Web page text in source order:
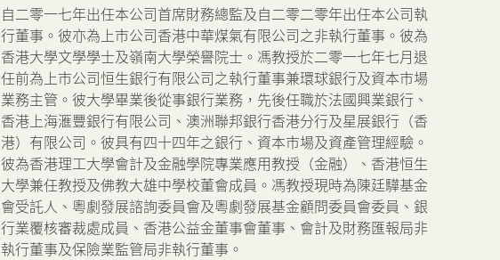
50周年
香港業務
內地業務
上市附屬及聯營公司
物業相關業務
獎項及榮譽
公司短片
以電子方式發布公司通訊之安排
公司資料
證券變動報表
通告(補發遺失股票)
自二零一七年出任本公司首席財務總監及自二零二零年出任本公司執
行董事。彼亦為上市公司香港中華煤氣有限公司之非執行董事。彼為
香港大學文學學士及嶺南大學榮譽院士。馮教授於二零一七年七月退
任前為上市公司恒生銀行有限公司之執行董事兼環球銀行及資本市場
業務主管。彼大學畢業後從事銀行業務，先後任職於法國興業銀行、
香港上海滙豐銀行有限公司、澳洲聯邦銀行香港分行及星展銀行（香
港）有限公司。彼具有四十四年之銀行、資本市場及資產管理經驗。
彼為香港理工大學會計及金融學院專業應用教授（金融）、香港恒生
大學兼任教授及佛教大雄中學校董會成員。馮教授現時為陳廷驊基金
會受託人、粵劇發展諮詢委員會及粵劇發展基金顧問委員會委員、銀
行業覆核審裁處成員、香港公益金董事會董事、會計及財務匯報局非
執行董事及保險業監管局非執行董事。